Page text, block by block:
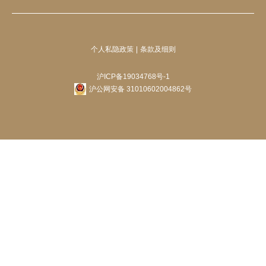
个人私隐政策 条款及细则
沪ICP备19034768号-1
沪公网安备 31010602004862号